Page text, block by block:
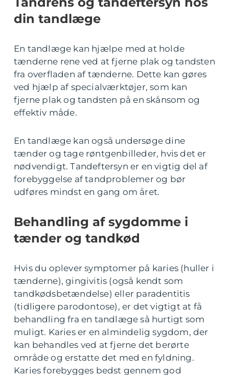
din tandlæge
En tandlæge kan hjælpe med at holde
tænderne rene ved at fjerne plak og tandsten
fra overfladen af tænderne. Dette kan gøres
ved hjælp af specialværktøjer, som kan
fjerne plak og tandsten på en skånsom og
effektiv måde.
En tandlæge kan også undersøge dine
tænder og tage røntgenbilleder, hvis det er
nødvendigt. Tandeftersyn er en vigtig del af
forebyggelse af tandproblemer og bør
udføres mindst en gang om året.
Behandling af sygdomme i
tænder og tandkød
Hvis du oplever symptomer på karies (huller i
tænderne), gingivitis (også kendt som
tandkødsbetændelse) eller paradentitis
(tidligere parodontose), er det vigtigt at få
behandling fra en tandlæge så hurtigt som
muligt. Karies er en almindelig sygdom, der
kan behandles ved at fjerne det berørte
område og erstatte det med en fyldning.
Karies forebygges bedst gennem god